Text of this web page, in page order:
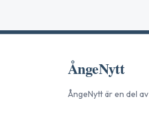
ÅngeNytt
ÅngeNyttär en del av